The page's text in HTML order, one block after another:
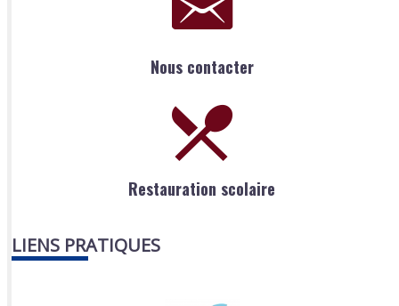
Nous contacter
Restauration scolaire
LIENS PRATIQUES